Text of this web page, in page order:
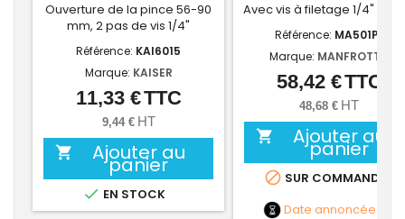
Ouverture de la pince 56-90
mm, 2 pas de vis 1/4"
Référence: KAI6015
Marque: KAISER
Prix
11,33 €TTC
9,44 € HT
 Ajouter au
panier
 EN STOCK
Avec vis à filetage 1/4" et
Référence: MA501PL
Marque: MANFROTTO
Prix
58,42 €TTC
48,68 € HT
 Ajouter au
panier
 SUR COMMANDE
Date annoncée